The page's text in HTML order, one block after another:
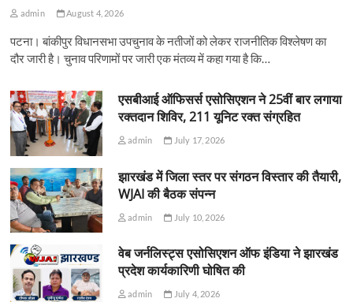
admin August 4, 2026
पटना। बांकीपुर विधानसभा उपचुनाव के नतीजों को लेकर राजनीतिक विश्लेषण का
दौर जारी है। चुनाव परिणामों पर जारी एक मंतव्य में कहा गया है कि…
एसबीआई ऑफिसर्स एसोसिएशन ने 25वीं बार लगाया
रक्तदान शिविर, 211 यूनिट रक्त संग्रहित
admin July 17, 2026
झारखंड में जिला स्तर पर संगठन विस्तार की तैयारी,
WJAI की बैठक संपन्न
admin July 10, 2026
वेब जर्नलिस्ट्स एसोसिएशन ऑफ इंडिया ने झारखंड
प्रदेश कार्यकारिणी घोषित की
admin July 4, 2026